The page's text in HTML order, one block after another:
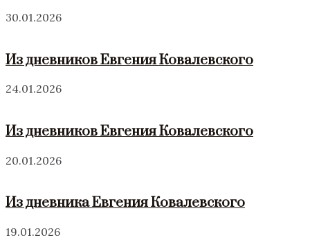
30.01.2026
Из дневников Евгения Ковалевского
24.01.2026
Из дневников Евгения Ковалевского
20.01.2026
Из дневника Евгения Ковалевского
19.01.2026